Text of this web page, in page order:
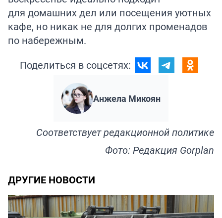
для домашних дел или посещения уютных
кафе, но никак не для долгих променадов
по набережным.
Поделиться в соцсетях:
Анжела Микоян
Соответствуетредакционной политике
Фото: Редакция Gorplan
ДРУГИЕ НОВОСТИ